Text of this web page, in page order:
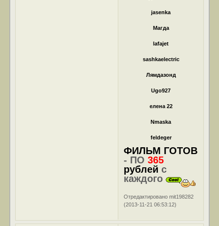
jasenka
Магда
lafajet
sashkaelectric
Лямдазонд
Ugo927
елена 22
Nmaska
feldeger
ФИЛЬМ ГОТОВ
- ПО365
рублей с
каждого
Отредактировано mit198282
(2013-11-21 06:53:12)